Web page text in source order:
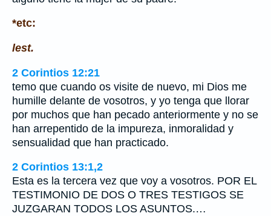
*etc:
lest.
2 Corintios 12:21
temo que cuando os visite de nuevo, mi Dios me
humille delante de vosotros, y yo tenga que llorar
por muchos que han pecado anteriormente y no se
han arrepentido de la impureza, inmoralidad y
sensualidad que han practicado.
2 Corintios 13:1,2
Esta es la tercera vez que voy a vosotros. POR EL
TESTIMONIO DE DOS O TRES TESTIGOS SE
JUZGARAN TODOS LOS ASUNTOS.…